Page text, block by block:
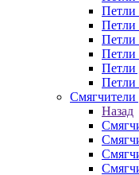
Петли
Петли
Петли
Петли
Смягчители
Назад